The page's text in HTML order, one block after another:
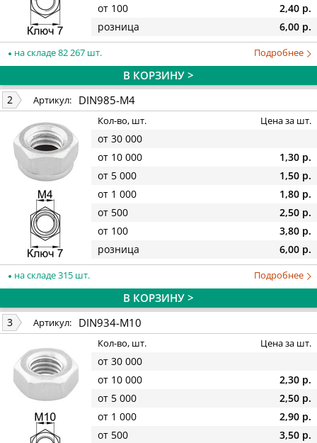
от 100
2,40 р.
розница
6,00 р.
на складе 82 267 шт. Подробнее
В КОРЗИНУ >
2 Артикул: DIN985-M4
Кол-во, шт. Цена за шт.
от 30 000
от 10 000
1,30 р.
от 5 000
1,50 р.
от 1 000
1,80 р.
от 500
2,50 р.
от 100
3,80 р.
розница
6,00 р.
на складе 315 шт. Подробнее
В КОРЗИНУ >
3 Артикул: DIN934-M10
Кол-во, шт. Цена за шт.
от 30 000
от 10 000
2,30 р.
от 5 000
2,50 р.
от 1 000
2,90 р.
от 500
3,50 р.